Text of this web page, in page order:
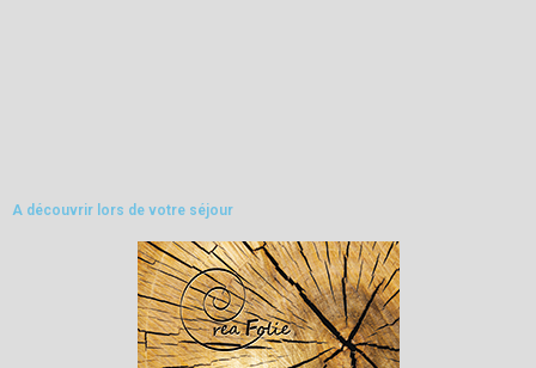
A découvrir lors de votre séjour